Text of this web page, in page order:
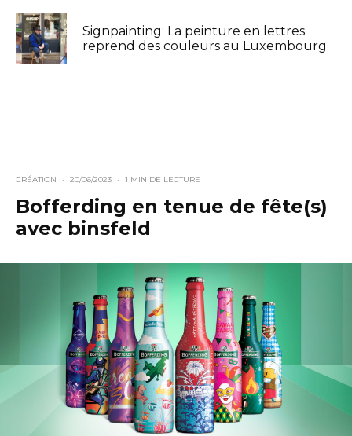
Signpainting: La peinture en lettres
reprend des couleurs au Luxembourg
CRÉATION · 20/06/2023 · 1 MIN DE LECTURE
Bofferding en tenue de fête(s)
avec binsfeld